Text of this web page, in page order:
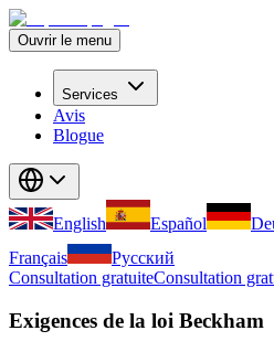
Ouvrir le menu
Services
Avis
Blogue
English Español
Français
Русский
Consultation gratuiteConsultation
Exigences de la loi Beckham